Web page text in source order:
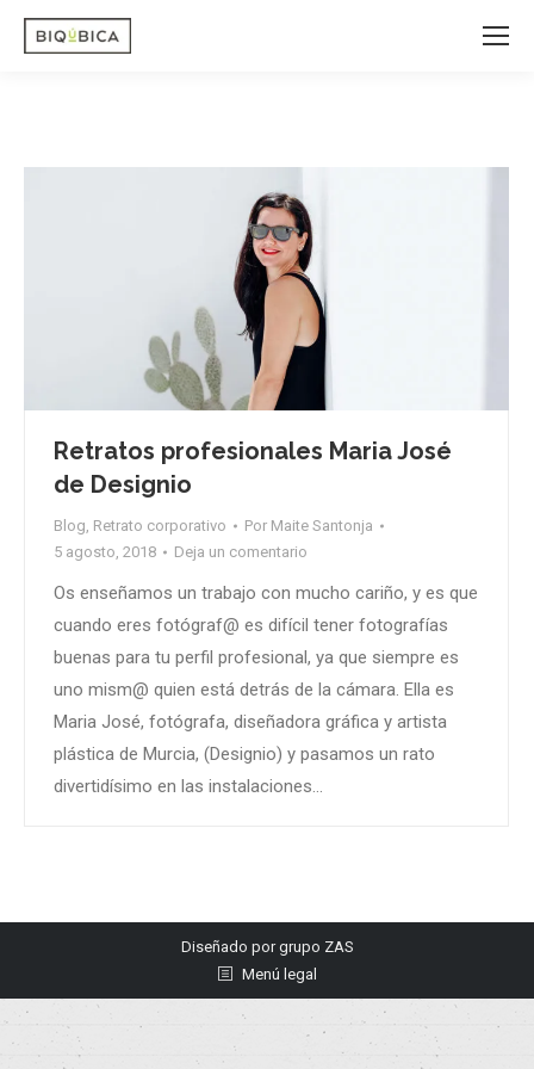
Retratos profesionales Maria José
de Designio
Blog Retrato corporativo Por Maite Santonja
5 agosto, 2018
Deja un comentario
Os enseñamos un trabajo con mucho cariño, y es que
cuando eres fotógraf@ es difícil tener fotografías
buenas para tu perfil profesional, ya que siempre es
uno mism@ quien está detrás de la cámara. Ella es
Maria José, fotógrafa, diseñadora gráfica y artista
plástica de Murcia, (Designio) y pasamos un rato
divertidísimo en las instalaciones…
Diseñado porgrupo ZAS
Menú legal